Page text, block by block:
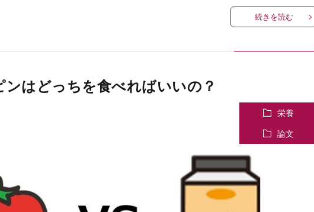
続きを読む
ンはどっちを食べればいいの？
栄養
論文